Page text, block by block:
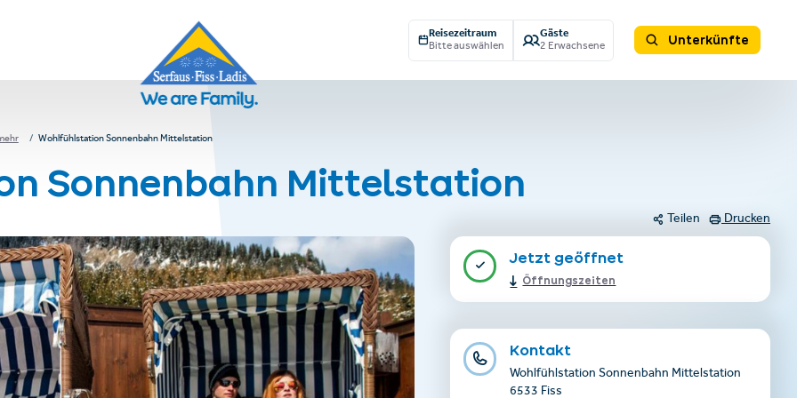
Reisezeitraum
Bitte auswählen
Gäste
2 Erwachsene
Unterkünfte
Wohlfühlstation Sonnenbahn Mittelstation
Sonnenbahn Mittelstation
Teilen Drucken
Jetzt geöffnet
Öffnungszeiten
Kontakt
Wohlfühlstation Sonnenbahn Mittelstation
6533 Fiss